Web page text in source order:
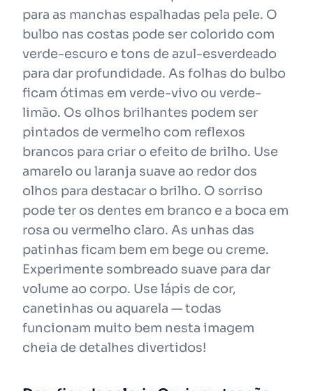
para as manchas espalhadas pela pele. O
bulbo nas costas pode ser colorido com
verde-escuro e tons de azul-esverdeado
para dar profundidade. As folhas do bulbo
ficam ótimas em verde-vivo ou verde-
limão. Os olhos brilhantes podem ser
pintados de vermelho com reflexos
brancos para criar o efeito de brilho. Use
amarelo ou laranja suave ao redor dos
olhos para destacar o brilho. O sorriso
pode ter os dentes em branco e a boca em
rosa ou vermelho claro. As unhas das
patinhas ficam bem em bege ou creme.
Experimente sombreado suave para dar
volume ao corpo. Use lápis de cor,
canetinhas ou aquarela — todas
funcionam muito bem nesta imagem
cheia de detalhes divertidos!